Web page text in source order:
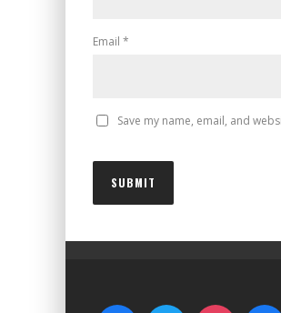
Email *
Save my name, email, and